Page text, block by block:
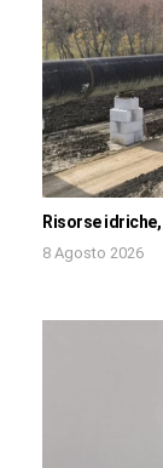
Risorse
8 Agosto 2026